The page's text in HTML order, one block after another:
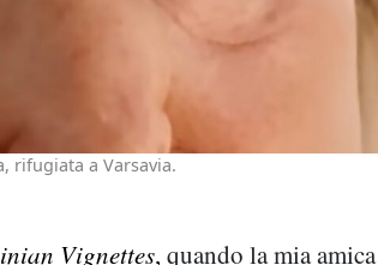
rifugiata a Varsavia.
Vignettes, quando la mia amica